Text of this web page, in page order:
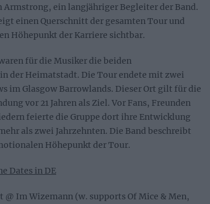
Armstrong, ein langjähriger Begleiter der Band.
einen Querschnitt der gesamten Tour und
Höhepunkt der Karriere sichtbar.
für die Musiker die beiden
der Heimatstadt. Die Tour endete mit zwei
im Glasgow Barrowlands. Dieser Ort gilt für die
vor 21 Jahren als Ziel. Vor Fans, Freunden
feierte die Gruppe dort ihre Entwicklung
als zwei Jahrzehnten. Die Band beschreibt
Höhepunkt der Tour.
Dates in DE
@ Im Wizemann (w. supports Of Mice & Men,